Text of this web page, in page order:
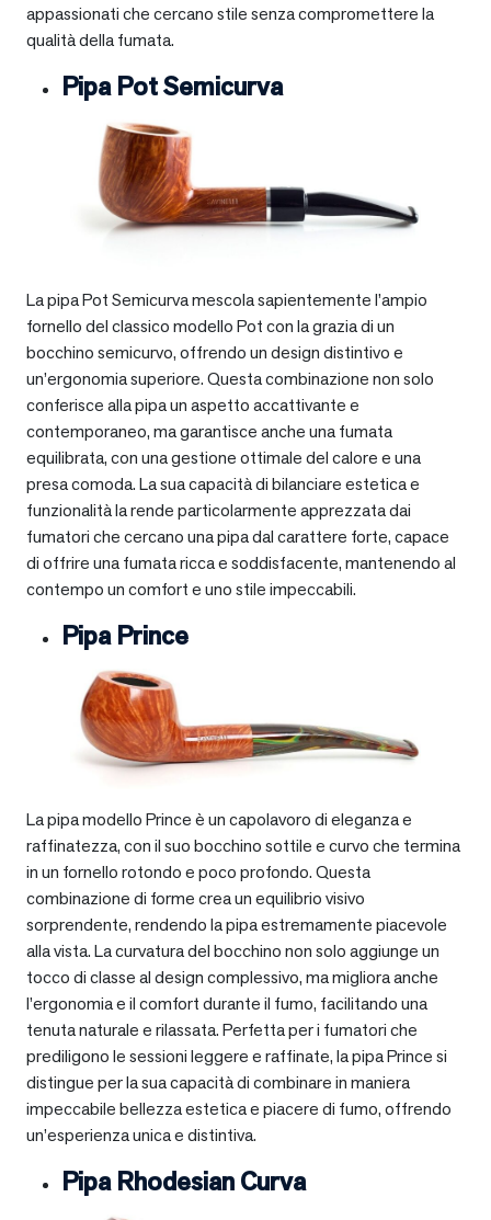
appassionati che cercano stile senza compromettere la
qualità della fumata.
Pipa Pot Semicurva
La pipa Pot Semicurva mescola sapientemente l’ampio
fornello del classico modello Pot con la grazia di un
bocchino semicurvo, offrendo un design distintivo e
un’ergonomia superiore. Questa combinazione non solo
conferisce alla pipa un aspetto accattivante e
contemporaneo, ma garantisce anche una fumata
equilibrata, con una gestione ottimale del calore e una
presa comoda. La sua capacità di bilanciare estetica e
funzionalità la rende particolarmente apprezzata dai
fumatori che cercano una pipa dal carattere forte, capace
di offrire una fumata ricca e soddisfacente, mantenendo al
contempo un comfort e uno stile impeccabili.
Pipa Prince
La pipa modello Prince è un capolavoro di eleganza e
raffinatezza, con il suo bocchino sottile e curvo che termina
in un fornello rotondo e poco profondo. Questa
combinazione di forme crea un equilibrio visivo
sorprendente, rendendo la pipa estremamente piacevole
alla vista. La curvatura del bocchino non solo aggiunge un
tocco di classe al design complessivo, ma migliora anche
l’ergonomia e il comfort durante il fumo, facilitando una
tenuta naturale e rilassata. Perfetta per i fumatori che
prediligono le sessioni leggere e raffinate, la pipa Prince si
distingue per la sua capacità di combinare in maniera
impeccabile bellezza estetica e piacere di fumo, offrendo
un’esperienza unica e distintiva.
Pipa Rhodesian Curva